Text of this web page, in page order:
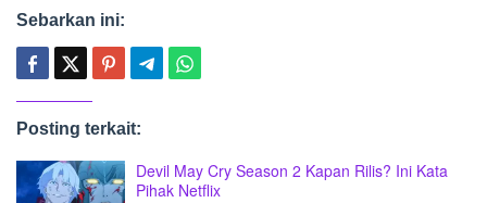
Sebarkan ini:
Posting terkait:
Devil May Cry Season 2 Kapan Rilis? Ini Kata
Pihak Netflix